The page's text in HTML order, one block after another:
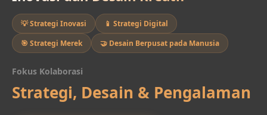
💡 Strategi Inovasi
📱 Strategi Digital
🎯 Strategi Merek
🤝 Desain Berpusat pada Manusia
Fokus Kolaborasi
Strategi, Desain & Pengalaman